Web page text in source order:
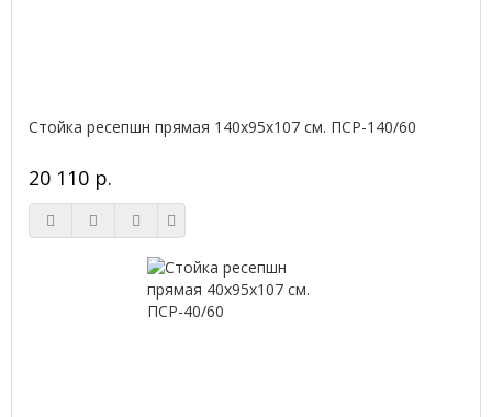
Стойка ресепшн прямая 140х95х107 см. ПСР-140/60
20 110 р.